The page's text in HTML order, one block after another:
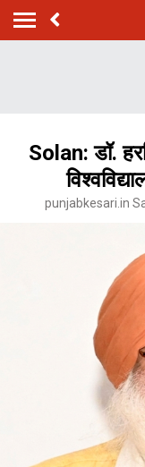
Solan: डॉ.
punjabkesari.in